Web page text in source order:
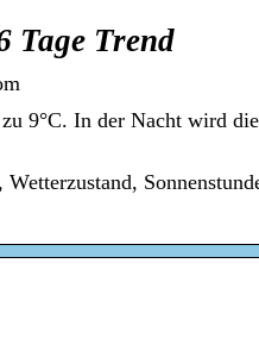
Tage Trend
9°C. In der Nacht wird